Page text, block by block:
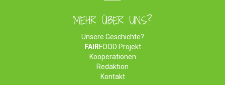
MEHR ÜBER UNS?
Unsere Geschichte?
FAIRFOOD Projekt
Kooperationen
Redaktion
Kontakt